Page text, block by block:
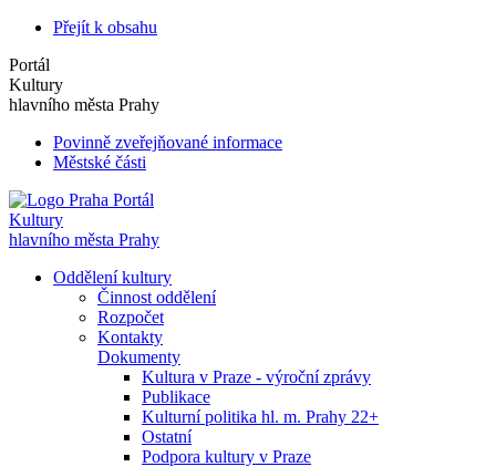
Přejít k obsahu
Portál
Kultury
hlavního města Prahy
Povinně zveřejňované informace
Městské části
Portál
Kultury
hlavního města Prahy
Oddělení kultury
Činnost oddělení
Rozpočet
Kontakty
Dokumenty
Kultura v Praze - výroční zprávy
Publikace
Kulturní politika hl. m. Prahy 22+
Ostatní
Podpora kultury v Praze